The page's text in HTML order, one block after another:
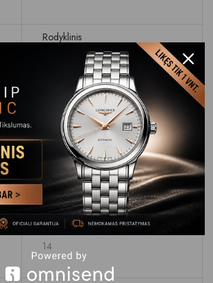
Rodyklinis
Perlamutras/12 vnt. deimantų
Dienos rodymas
Safyrinis
WR 30M (3 BAR)
Plienas/ 18ct. aukso
0,2mm.sluoksnis
14